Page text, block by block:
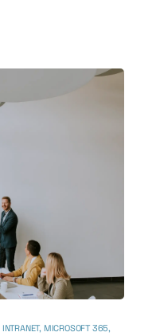
INTRANET, MICROSOFT 365,